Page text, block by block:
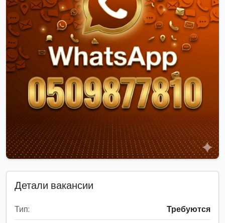
Детали вакансии
Тип:
Требуются